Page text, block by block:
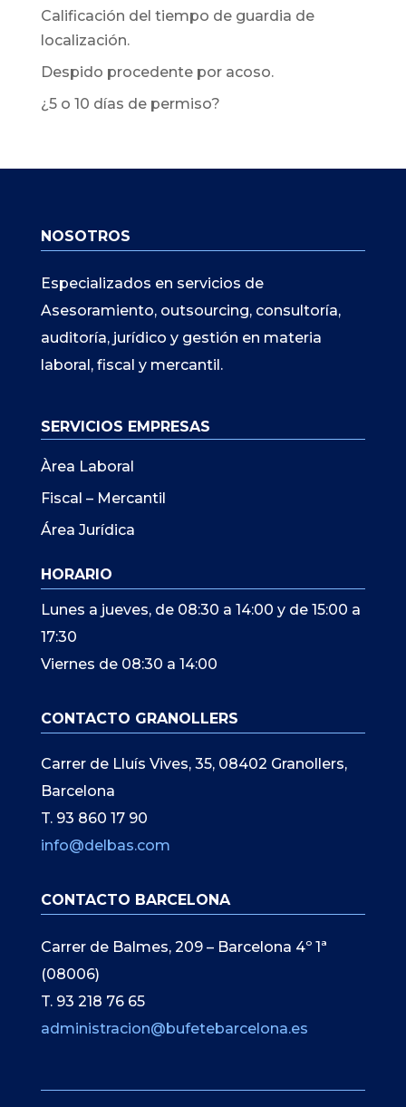
Calificación del tiempo de guardia de
localización.
Despido procedente por acoso.
¿5 o 10 días de permiso?
NOSOTROS
Especializados en servicios de
Asesoramiento, outsourcing, consultoría,
auditoría, jurídico y gestión en materia
laboral, fiscal y mercantil.
SERVICIOS EMPRESAS
Àrea Laboral
Fiscal – Mercantil
Área Jurídica
HORARIO
Lunes a jueves, de 08:30 a 14:00 y de 15:00 a
17:30
Viernes de 08:30 a 14:00
CONTACTO GRANOLLERS
Carrer de Lluís Vives, 35, 08402 Granollers,
Barcelona
T. 93 860 17 90
info@delbas.com
CONTACTO BARCELONA
Carrer de Balmes, 209 – Barcelona 4º 1ª
(08006)
T. 93 218 76 65
administracion@bufetebarcelona.es